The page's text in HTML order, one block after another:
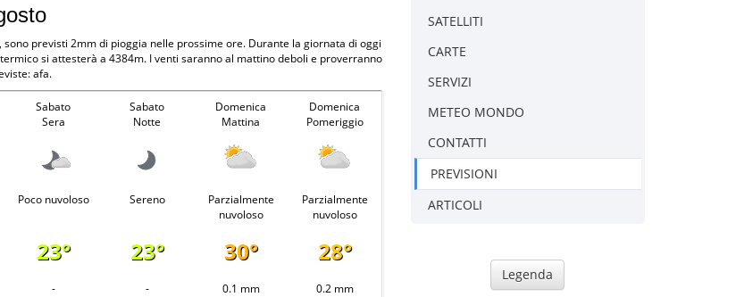
SATELLITI
CARTE
SERVIZI
METEO MONDO
CONTATTI
PREVISIONI
ARTICOLI
Legenda
previsti 2mm di pioggia nelle prossime ore. Durante la giornata di oggi
si attesterà a 4384m. I venti saranno al mattino deboli e proverranno
afa.
Sabato
Sera
Sabato
Notte
Domenica
Mattina
Domenica
Pomeriggio
Poco nuvoloso Sereno
Parzialmente
nuvoloso
Parzialmente
nuvoloso
23° 23° 30° 28°
- - 0.1 mm 0.2 mm